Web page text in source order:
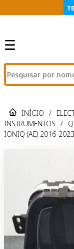
INÍCIO /
INSTRUMENTOS /
IONIQ (AE) 2016-